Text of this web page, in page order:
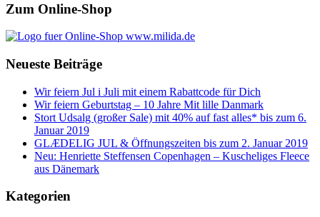
Zum Online-Shop
Neueste Beiträge
Wir feiern Jul i Juli mit einem Rabattcode für Dich
Wir feiern Geburtstag – 10 Jahre Mit lille Danmark
Stort Udsalg (großer Sale) mit 40% auf fast alles* bis zum 6.
Januar 2019
GLÆDELIG JUL & Öffnungszeiten bis zum 2. Januar 2019
Neu: Henriette Steffensen Copenhagen – Kuscheliges Fleece
aus Dänemark
Kategorien